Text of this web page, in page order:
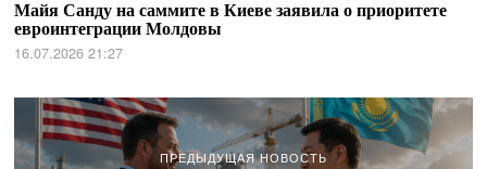
Майя Санду на саммите в Киеве заявила о приоритете
евроинтеграции Молдовы
16.07.2026 21:27
ПРЕДЫДУЩАЯ НОВОСТЬ